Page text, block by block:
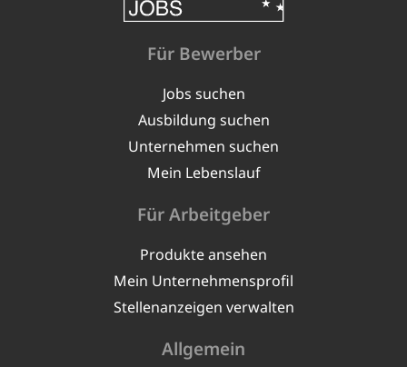
Für Bewerber
Jobs suchen
Ausbildung suchen
Unternehmen suchen
Mein Lebenslauf
Für Arbeitgeber
Produkte ansehen
Mein Unternehmensprofil
Stellenanzeigen verwalten
Allgemein